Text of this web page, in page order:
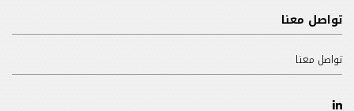
تواصل معنا
تواصل معنا